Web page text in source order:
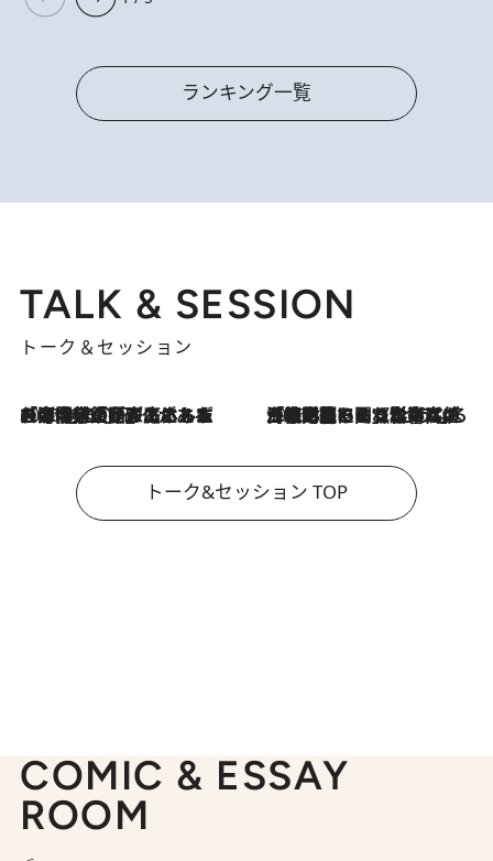
ランキング一覧
TALK & SESSION
トーク＆セッション
2026.8.3
「今後値上げがあるとすれば…」「リスクがあるのは今年の冬」エネルギー専門家が語る、ホルムズ海峡封鎖が家庭にもたらす“ある心配” 2026.8.3
「住宅建てられない…」「サーチャージ料の高値が続いている」ホルムズ海峡封鎖による影響はいつまで続く？《エネルギー専門家に聞く“どうなる日本の暮らし”》
トーク&セッション TOP
COMIC & ESSAY
ROOM